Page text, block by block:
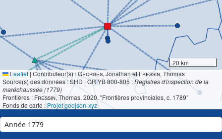
20 km
Leaflet | Contributeur(s) :Georges, Jonathan etFressin, Thomas
Source(s) des données : SHD : GR YB 800-805 :Registres d'inspection de la
maréchaussée (1779)
Frontières : Fressin, Thomas, 2020. "Frontières provinciales, c. 1789"
Fonds de carte : Projet geojson-xyz